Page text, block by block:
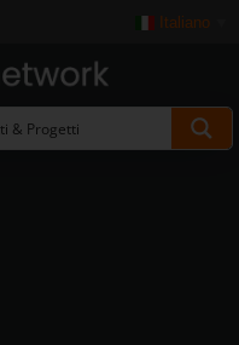
Italiano